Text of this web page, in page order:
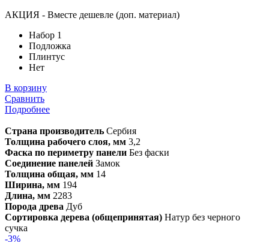
АКЦИЯ - Вместе дешевле (доп. материал)
Набор 1
Подложка
Плинтус
Нет
В корзину
Сравнить
Подробнее
Страна производитель Сербия
Толщина рабочего слоя, мм 3,2
Фаска по периметру панели Без фаски
Соединение панелей Замок
Толщина общая, мм 14
Ширина, мм 194
Длина, мм 2283
Порода древа Дуб
Сортировка дерева (общепринятая) Натур без черного
сучка
-3%